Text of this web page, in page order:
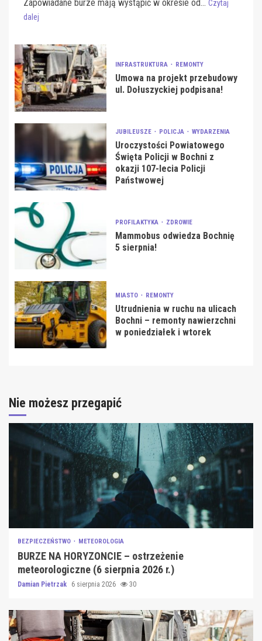
Zapowiadane burze mają wystąpić w okresie od... Czytaj
dalej
INFRASTRUKTURA REMONTY
Umowa na projekt przebudowy
ul. Dołuszyckiej podpisana!
JUBILEUSZE POLICJA WYDARZENIA
Uroczystości Powiatowego
Święta Policji w Bochni z
okazji 107-lecia Policji
Państwowej
PROFILAKTYKA ZDROWIE
Mammobus odwiedza Bochnię
5 sierpnia!
MIASTO REMONTY
Utrudnienia w ruchu na ulicach
Bochni – remonty nawierzchni
w poniedziałek i wtorek
Nie możesz przegapić
BEZPIECZEŃSTWO METEOROLOGIA
BURZE NA HORYZONCIE – ostrzeżenie
meteorologiczne (6 sierpnia 2026 r.)
Damian Pietrzak 6 sierpnia 2026 30